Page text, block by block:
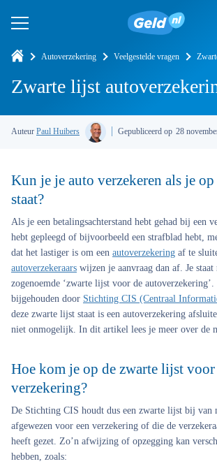
Autoverzekering Veelgestelde vragen
Zwarte lijst
Auteur Paul Huibers Gepubliceerd op 28
Kun je je auto verzekeren als je
staat?
Als je een betalingsachterstand hebt gehad bij een
hebt gepleegd of bijvoorbeeld een strafblad hebt,
dat het lastiger is om een autoverzekering af te
autoverzekeraars wijzen je aanvraag dan af. Je
zogenoemde ‘zwarte lijst voor de
bijgehouden door Stichting CIS (Centraal
deze zwarte lijst staat is een autoverzekering
niet onmogelijk. In dit artikel lees je meer over de
Hoe kom je op de zwarte lijst voor
verzekering?
De Stichting CIS houdt dus een zwarte lijst bij van
afgewezen voor een verzekering of die de
heeft gezet. Zo’n afwijzing of opzegging kan
hebben, zoals: